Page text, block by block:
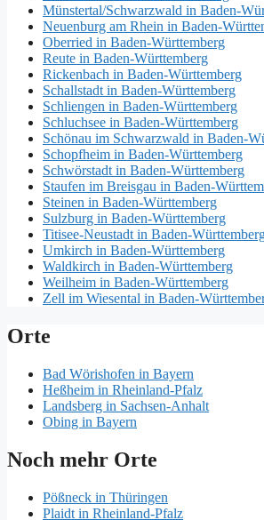
Münstertal/Schwarzwald in Baden-
Neuenburg am Rhein in Baden-
Oberried in Baden-Württemberg
Reute in Baden-Württemberg
Rickenbach in Baden-Württemberg
Schallstadt in Baden-Württemberg
Schliengen in Baden-Württemberg
Schluchsee in Baden-Württemberg
Schönau im Schwarzwald in Baden-
Schopfheim in Baden-Württemberg
Schwörstadt in Baden-Württemberg
Staufen im Breisgau in Baden-
Steinen in Baden-Württemberg
Sulzburg in Baden-Württemberg
Titisee-Neustadt in Baden-
Umkirch in Baden-Württemberg
Waldkirch in Baden-Württemberg
Weilheim in Baden-Württemberg
Zell im Wiesental in Baden-
Orte
Bad Wörishofen in Bayern
Heßheim in Rheinland-Pfalz
Landsberg in Sachsen-Anhalt
Obing in Bayern
Noch mehr Orte
Pößneck in Thüringen
Plaidt in Rheinland-Pfalz